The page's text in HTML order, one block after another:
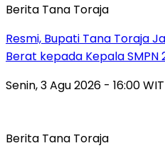
Berita Tana Toraja
Resmi, Bupati Tana Toraja
Berat kepada Kepala
Senin, 3 Agu 2026 - 16:00 WIT
Berita Tana Toraja